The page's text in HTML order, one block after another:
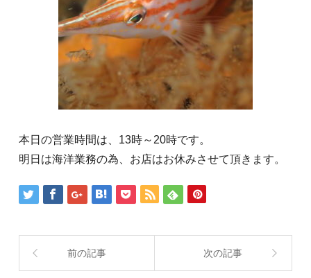
本日の営業時間は、13時～20時です。
明日は海洋業務の為、お店はお休みさせて頂きます。
前の記事 次の記事